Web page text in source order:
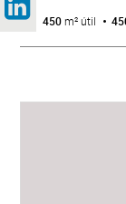
450m² útil